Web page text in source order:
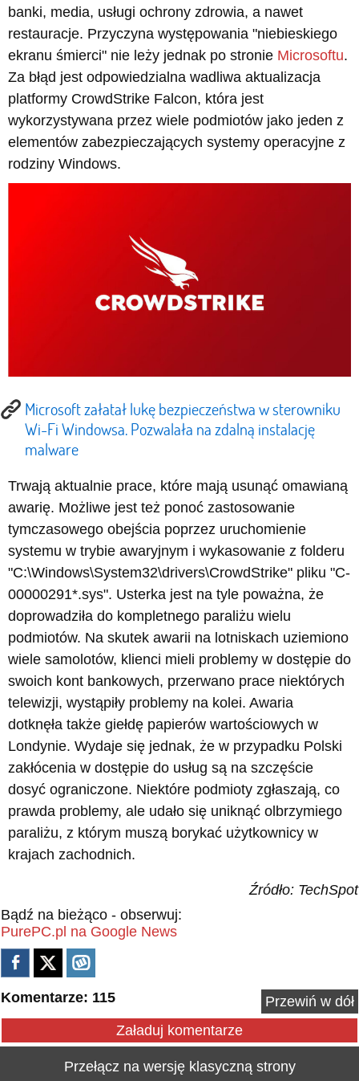
banki, media, usługi ochrony zdrowia, a nawet
restauracje. Przyczyna występowania "niebieskiego
ekranu śmierci" nie leży jednak po stronie Microsoftu.
Za błąd jest odpowiedzialna wadliwa aktualizacja
platformy CrowdStrike Falcon, która jest
wykorzystywana przez wiele podmiotów jako jeden z
elementów zabezpieczających systemy operacyjne z
rodziny Windows.
Microsoft załatał lukę bezpieczeństwa w sterowniku
Wi-Fi Windowsa. Pozwalała na zdalną instalację
malware
Trwają aktualnie prace, które mają usunąć omawianą
awarię. Możliwe jest też ponoć zastosowanie
tymczasowego obejścia poprzez uruchomienie
systemu w trybie awaryjnym i wykasowanie z folderu
"C:\Windows\System32\drivers\CrowdStrike" pliku "C-
00000291*.sys". Usterka jest na tyle poważna, że
doprowadziła do kompletnego paraliżu wielu
podmiotów. Na skutek awarii na lotniskach uziemiono
wiele samolotów, klienci mieli problemy w dostępie do
swoich kont bankowych, przerwano prace niektórych
telewizji, wystąpiły problemy na kolei. Awaria
dotknęła także giełdę papierów wartościowych w
Londynie. Wydaje się jednak, że w przypadku Polski
zakłócenia w dostępie do usług są na szczęście
dosyć ograniczone. Niektóre podmioty zgłaszają, co
prawda problemy, ale udało się uniknąć olbrzymiego
paraliżu, z którym muszą borykać użytkownicy w
krajach zachodnich.
Źródło: TechSpot
Bądź na bieżąco - obserwuj:
PurePC.pl na Google News
Komentarze: 115
Przewiń w dół
Załaduj komentarze
Przełącz na wersję klasyczną strony